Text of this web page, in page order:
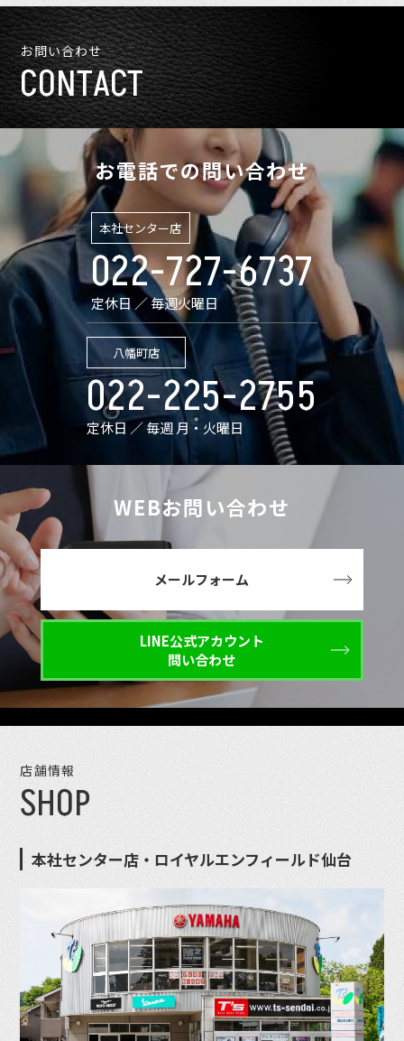
お問い合わせ
CONTACT
お電話での問い合わせ
本社センター店
022-727-6737
定休日 ／ 毎週火曜日
八幡町店
022-225-2755
定休日 ／ 毎週 月・火曜日
WEBお問い合わせ
メールフォーム
LINE公式アカウント
問い合わせ
店舗情報
SHOP
本社センター店・ロイヤルエンフィールド仙台